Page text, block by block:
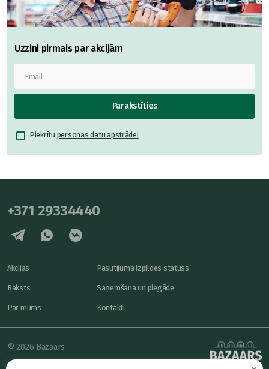
Uzzini pirmais par akcijām
Parakstīties
Piekrītu personas datu apstrādei
+371 29334440
Akcijas
Raksts
Par mums
Pasūtījuma izpildes statuss
Saņemšana un piegāde
Kontakti
© 2026 Bazaars